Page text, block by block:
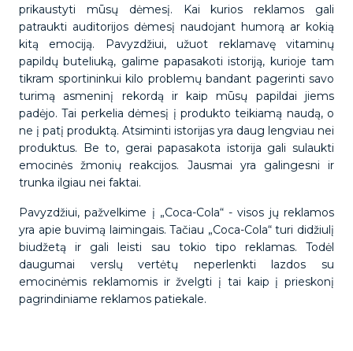
prikaustyti mūsų dėmesį. Kai kurios reklamos gali
patraukti auditorijos dėmesį naudojant humorą ar kokią
kitą emociją. Pavyzdžiui, užuot reklamavę vitaminų
papildų buteliuką, galime papasakoti istoriją, kurioje tam
tikram sportininkui kilo problemų bandant pagerinti savo
turimą asmeninį rekordą ir kaip mūsų papildai jiems
padėjo. Tai perkelia dėmesį į produkto teikiamą naudą, o
ne į patį produktą. Atsiminti istorijas yra daug lengviau nei
produktus. Be to, gerai papasakota istorija gali sulaukti
emocinės žmonių reakcijos. Jausmai yra galingesni ir
trunka ilgiau nei faktai.
Pavyzdžiui, pažvelkime į „Coca-Cola“ - visos jų reklamos
yra apie buvimą laimingais. Tačiau „Coca-Cola“ turi didžiulį
biudžetą ir gali leisti sau tokio tipo reklamas. Todėl
daugumai verslų vertėtų neperlenkti lazdos su
emocinėmis reklamomis ir žvelgti į tai kaip į prieskonį
pagrindiniame reklamos patiekale.